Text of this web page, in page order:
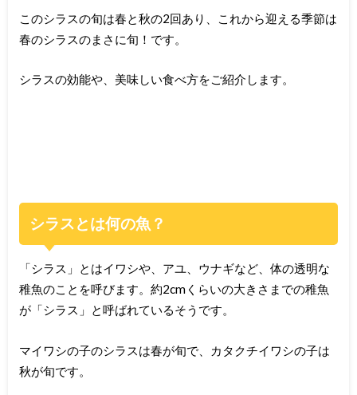
このシラスの旬は春と秋の2回あり、これから迎える季節は
春のシラスのまさに旬！です。
シラスの効能や、美味しい食べ方をご紹介します。
シラスとは何の魚？
「シラス」とはイワシや、アユ、ウナギなど、体の透明な
稚魚のことを呼びます。約2cmくらいの大きさまでの稚魚
が「シラス」と呼ばれているそうです。
マイワシの子のシラスは春が旬で、カタクチイワシの子は
秋が旬です。